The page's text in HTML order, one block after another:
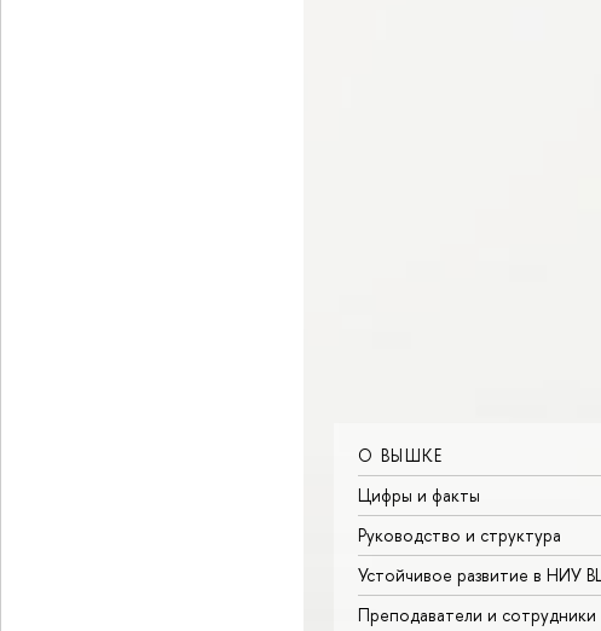
О ВЫШКЕ
Цифры и факты
Руководство и структура
Устойчивое развитие в НИУ
Преподаватели и сотрудники